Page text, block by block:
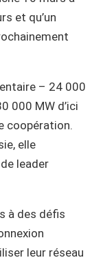
et qu’un
– 24 000
000 MW d’ici
coopération.
elle
leader
à des défis
leur réseau